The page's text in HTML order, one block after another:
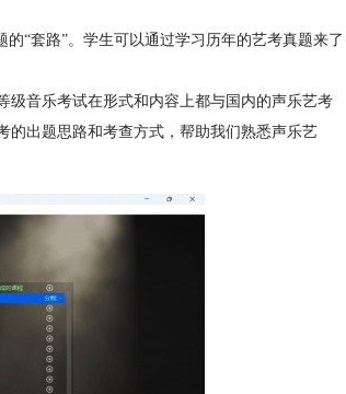
“套路”。学生可以通过学习历年的艺考真题来了
级音乐考试在形式和内容上都与国内的声乐艺考
的出题思路和考查方式，帮助我们熟悉声乐艺